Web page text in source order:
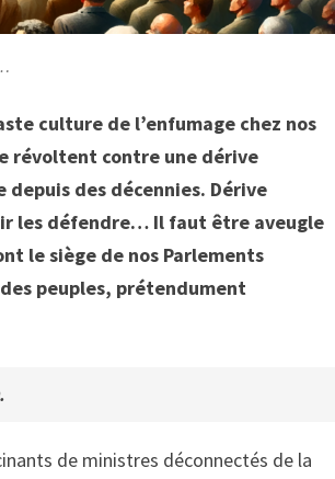
culture de l’enfumage chez nos
révoltent contre une dérive
des décennies. Dérive
les défendre… Il faut être aveugle
le siège de nos Parlements
peuples, prétendument
de ministres déconnectés de la